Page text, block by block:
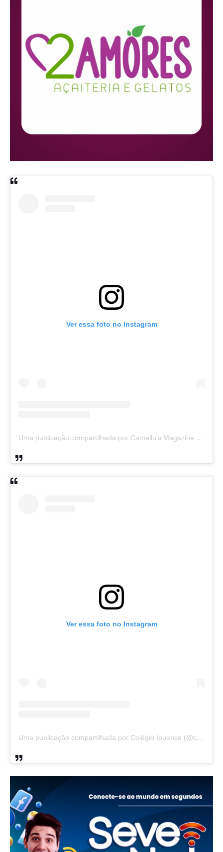
Ver essa foto no Instagram
Uma publicação compartilhada por Camellu's Magazine I e II (@camellus_magazine)
Ver essa foto no Instagram
Uma publicação compartilhada por Colégio Ipuense (@colegioipuense)